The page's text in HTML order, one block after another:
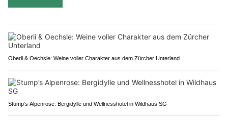
Oberli & Oechsle: Weine voller Charakter aus dem Zürcher Unterland
Stump’s Alpenrose: Bergidylle und Wellnesshotel in Wildhaus SG